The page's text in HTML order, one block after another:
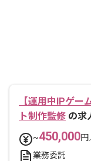
【運用中IPゲー
ト制作監修 の求
~450,000円
業務委託